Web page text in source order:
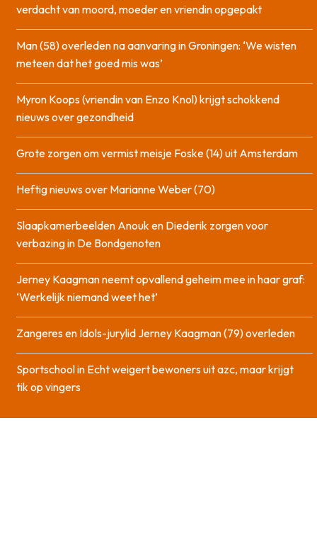
verdacht van moord, moeder en vriendin opgepakt
Man (58) overleden na aanvaring in Groningen: ‘We wisten
meteen dat het goed mis was’
Myron Koops (vriendin van Enzo Knol) krijgt schokkend
nieuws over gezondheid
Grote zorgen om vermist meisje Foske (14) uit Amsterdam
Heftig nieuws over Marianne Weber (70)
Slaapkamerbeelden Anouk en Diederik zorgen voor
verbazing in De Bondgenoten
Jerney Kaagman neemt opvallend geheim mee in haar graf:
‘Werkelijk niemand weet het’
Zangeres en Idols-jurylid Jerney Kaagman (79) overleden
Sportschool in Echt weigert bewoners uit azc, maar krijgt
tik op vingers